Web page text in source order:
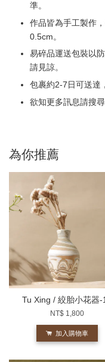
準。
作品皆為手工製作
0.5cm。
易碎品運送包裝以
請見諒。
包裹約2-7日可送達
欲知更多訊息請搜尋
為你推薦
Tu Xing / 絞胎小花器-
NT$ 1,800
加入購物車